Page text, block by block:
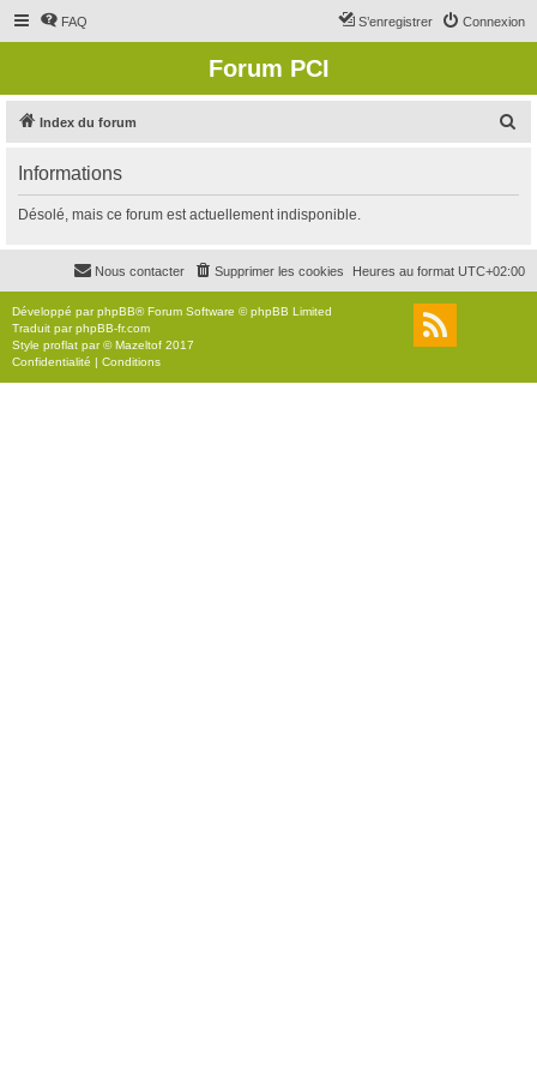
FAQ Connexion
S’enregistrer
Forum PCI
Index du forum
r
c
r
Informations
Désolé, mais ce forum est actuellement indisponible.
Heures au format UTC+02:00
Supprimer les cookies
Nous contacter
Développé parphpBB® Forum Software © phpBB Limited
Traduit parphpBB-fr.com
Style proflat par ©Mazeltof 2017
Confidentialité | Conditions